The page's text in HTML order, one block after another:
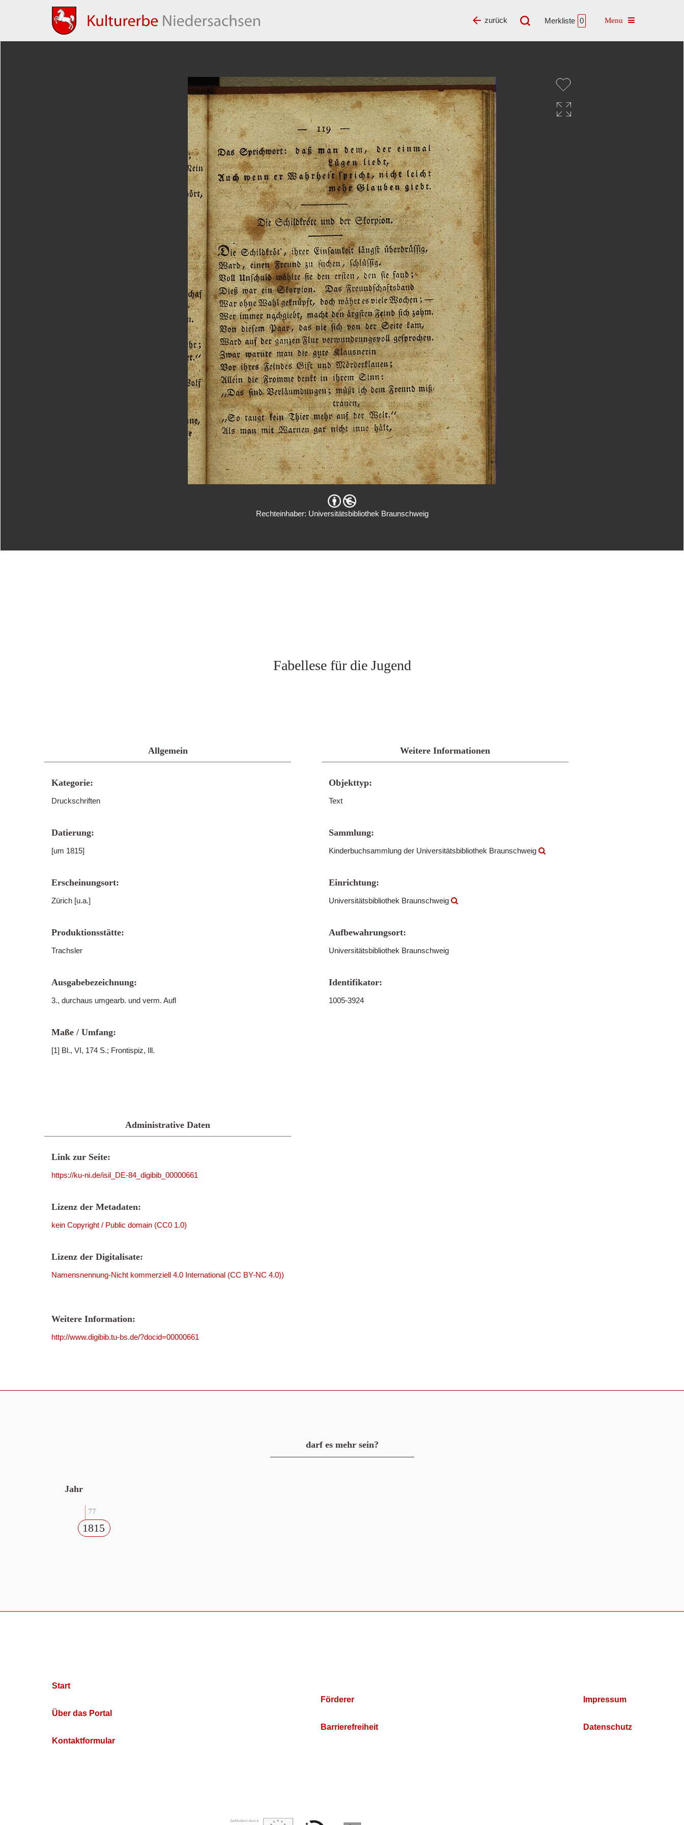
Merkliste 0 Toggle navigation
zurück
Rechteinhaber: Universitätsbibliothek Braunschweig
Fabellese für die Jugend
Allgemein
Kategorie:
Druckschriften
Datierung:
[um 1815]
Erscheinungsort:
Zürich [u.a.]
Produktionsstätte:
Trachsler
Ausgabebezeichnung:
3., durchaus umgearb. und verm. Aufl
Maße / Umfang:
[1] Bl., VI, 174 S.; Frontispiz, Ill.
Weitere Informationen
Objekttyp:
Text
Sammlung:
Kinderbuchsammlung der Universitätsbibliothek Braunschweig
Einrichtung:
Universitätsbibliothek Braunschweig
Aufbewahrungsort:
Universitätsbibliothek Braunschweig
Identifikator:
1005-3924
Administrative Daten
Link zur Seite:
https://ku-ni.de/isil_DE-84_digibib_00000661
Lizenz der Metadaten:
kein Copyright / Public domain (CC0 1.0)
Lizenz der Digitalisate:
Namensnennung-Nicht kommerziell 4.0 International (CC BY-NC 4.0))
Weitere Information:
http://www.digibib.tu-bs.de/?docid=00000661
darf es mehr sein?
Jahr
77
1815
Start
Über das Portal
Kontaktformular
Förderer
Barrierefreiheit
Impressum
Datenschutz